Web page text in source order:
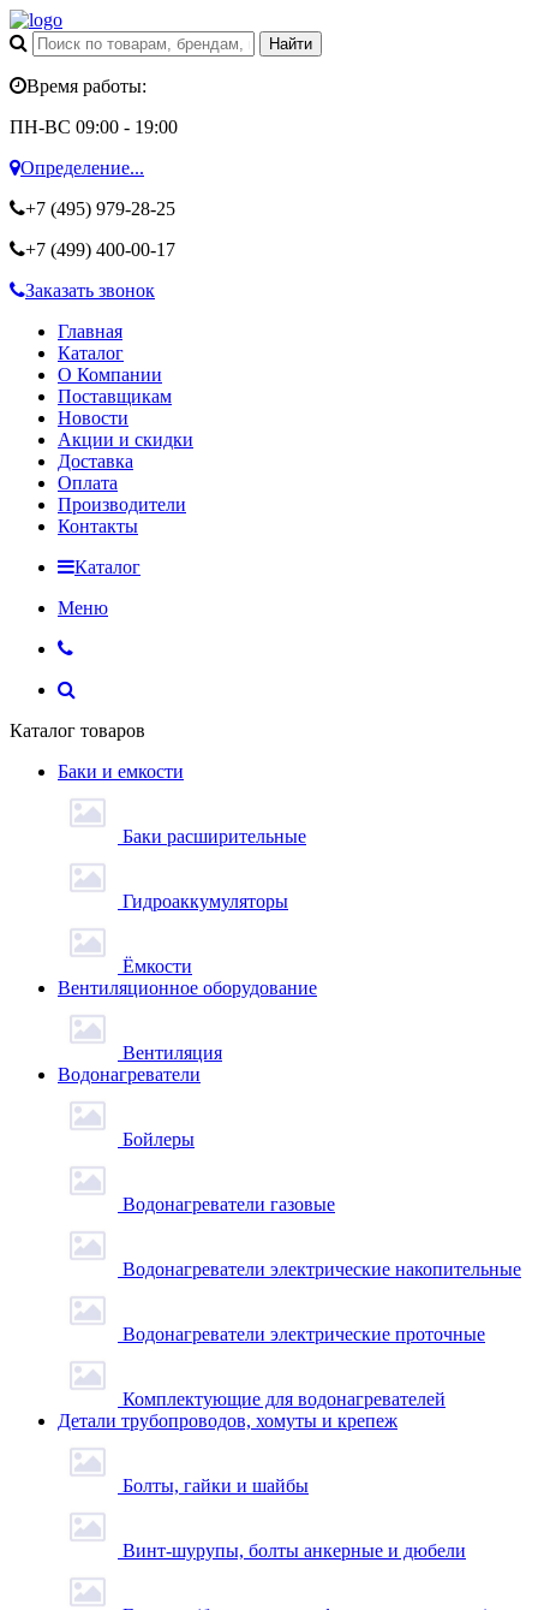
Время работы:
ПН-ВС 09:00 - 19:00
Определение...
+7 (495) 979-28-25
+7 (499) 400-00-17
Заказать звонок
Главная
Каталог
О Компании
Поставщикам
Новости
Акции и скидки
Доставка
Оплата
Производители
Контакты
Каталог
Меню
Каталог товаров
Баки и емкости
Баки расширительные
Гидроаккумуляторы
Ёмкости
Вентиляционное оборудование
Вентиляция
Водонагреватели
Бойлеры
Водонагреватели газовые
Водонагреватели электрические накопительные
Водонагреватели электрические проточные
Комплектующие для водонагревателей
Детали трубопроводов, хомуты и крепеж
Болты, гайки и шайбы
Винт-шурупы, болты анкерные и дюбели